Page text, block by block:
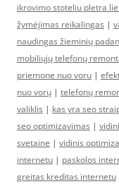
ikrovimo stoteliu pletra
žymėjimas reikalingas |
naudingas žieminių
mobiliųjų telefonų
priemone nuo voru |
nuo vorų | telefonų
valiklis | kas yra seo
seo optimizavimas |
svetaine | vidinis
internetu | paskolos
greitas kreditas internetu